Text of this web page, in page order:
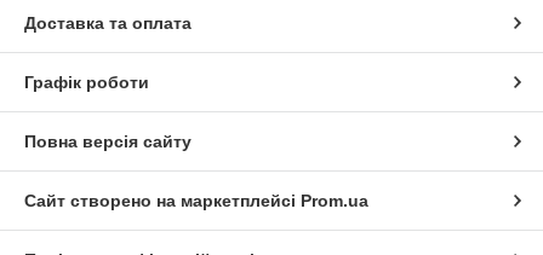
Доставка та оплата
Графік роботи
Повна версія сайту
Сайт створено на маркетплейсі Prom.ua